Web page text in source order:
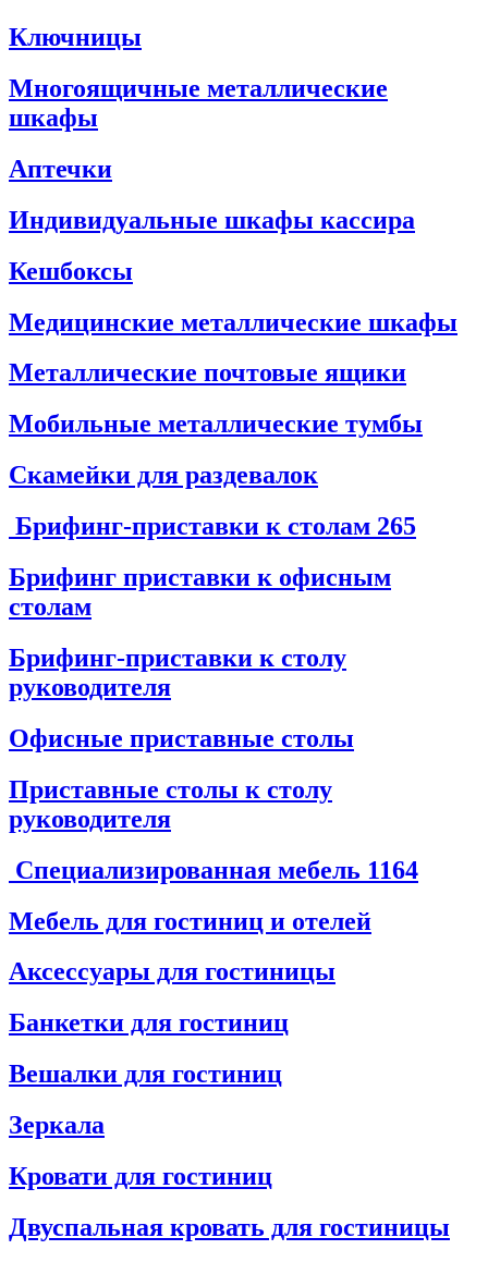
Ключницы
Многоящичные металлические
шкафы
Аптечки
Индивидуальные шкафы кассира
Кешбоксы
Медицинские металлические шкафы
Металлические почтовые ящики
Мобильные металлические тумбы
Скамейки для раздевалок
Брифинг-приставки к столам 265
Брифинг приставки к офисным
столам
Брифинг-приставки к столу
руководителя
Офисные приставные столы
Приставные столы к столу
руководителя
Специализированная мебель 1164
Мебель для гостиниц и отелей
Аксессуары для гостиницы
Банкетки для гостиниц
Вешалки для гостиниц
Зеркала
Кровати для гостиниц
Двуспальная кровать для гостиницы